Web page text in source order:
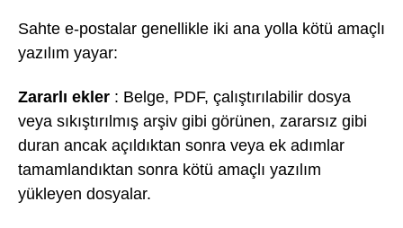
Sahte e-postalar genellikle iki ana yolla kötü amaçlı
yazılım yayar:
Zararlı ekler : Belge, PDF, çalıştırılabilir dosya
veya sıkıştırılmış arşiv gibi görünen, zararsız gibi
duran ancak açıldıktan sonra veya ek adımlar
tamamlandıktan sonra kötü amaçlı yazılım
yükleyen dosyalar.